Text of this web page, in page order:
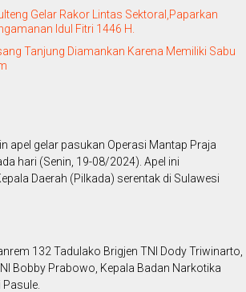
Gelar Rakor Lintas Sektoral,Paparkan
Idul Fitri 1446 H.
Tanjung Diamankan Karena Memiliki Sabu
apel gelar pasukan Operasi Mantap Praja
hari (Senin, 19-08/2024). Apel ini
Daerah (Pilkada) serentak di Sulawesi
132 Tadulako Brigjen TNI Dody Triwinarto,
Bobby Prabowo, Kepala Badan Narkotika